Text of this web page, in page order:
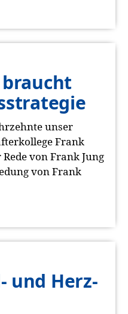
unser
Frank
von Frank Jung
von Frank
und Herz-